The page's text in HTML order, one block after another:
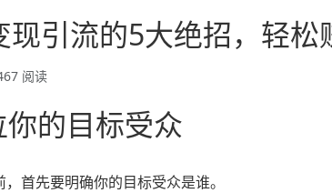
现引流的5大绝招，轻松
阅读
的目标受众
首先要明确你的目标受众是谁。